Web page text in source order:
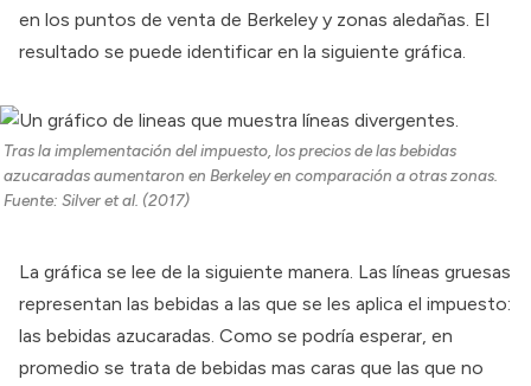
en los puntos de venta de Berkeley y zonas aledañas. El
resultado se puede identificar en la siguiente gráfica.
Tras la implementación del impuesto, los precios de las bebidas
azucaradas aumentaron en Berkeley en comparación a otras zonas.
Fuente: Silver et al. (2017)
La gráfica se lee de la siguiente manera. Las líneas gruesas
representan las bebidas a las que se les aplica el impuesto:
las bebidas azucaradas. Como se podría esperar, en
promedio se trata de bebidas mas caras que las que no